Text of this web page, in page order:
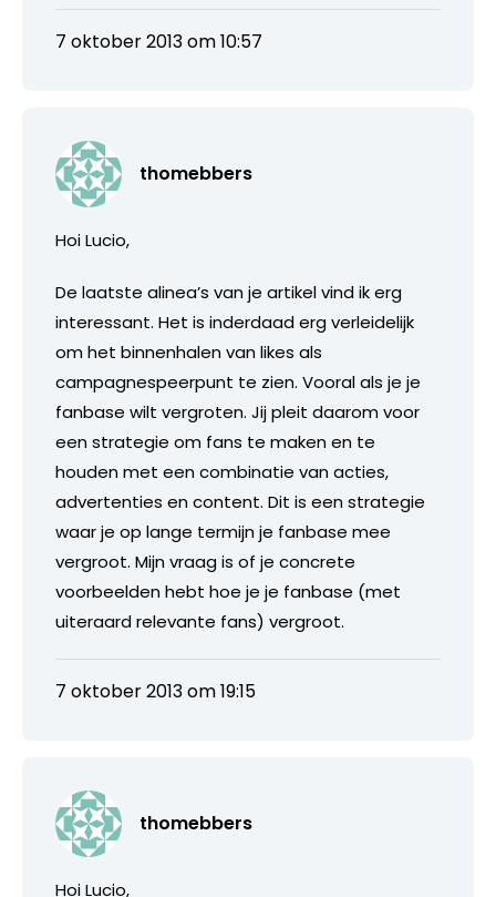
7 oktober 2013 om 10:57
thomebbers
Hoi Lucio,
De laatste alinea’s van je artikel vind ik erg
interessant. Het is inderdaad erg verleidelijk
om het binnenhalen van likes als
campagnespeerpunt te zien. Vooral als je je
fanbase wilt vergroten. Jij pleit daarom voor
een strategie om fans te maken en te
houden met een combinatie van acties,
advertenties en content. Dit is een strategie
waar je op lange termijn je fanbase mee
vergroot. Mijn vraag is of je concrete
voorbeelden hebt hoe je je fanbase (met
uiteraard relevante fans) vergroot.
7 oktober 2013 om 19:15
thomebbers
Hoi Lucio,